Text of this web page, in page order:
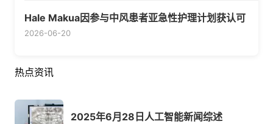
Hale Makua因参与中风患者亚急性护理计划获认可
2026-06-20
热点资讯
2025年6月28日人工智能新闻综述